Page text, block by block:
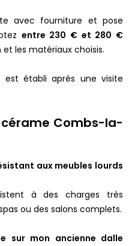
avec fourniture et pose
entre 230 € et 280 €
les matériaux choisis.
est établi après une visite
cérame Combs-la-
aux meubles lourds
à des charges très
ou des salons complets.
sur mon ancienne dalle